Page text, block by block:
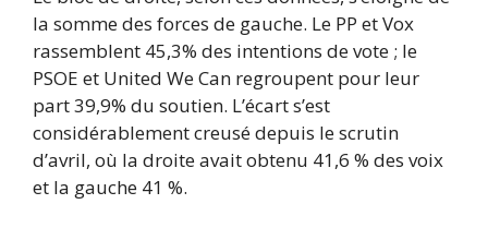
la somme des forces de gauche. Le PP et Vox
rassemblent 45,3% des intentions de vote ; le
PSOE et United We Can regroupent pour leur
part 39,9% du soutien. L’écart s’est
considérablement creusé depuis le scrutin
d’avril, où la droite avait obtenu 41,6 % des voix
et la gauche 41 %.